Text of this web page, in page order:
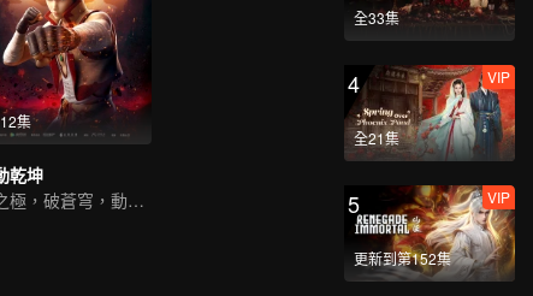
116
VIP
118
VIP
120
VIP
集
乾坤
武之極，破蒼穹，動乾坤
全33集
4
全21集
VIP
5
更新到第152集
VIP